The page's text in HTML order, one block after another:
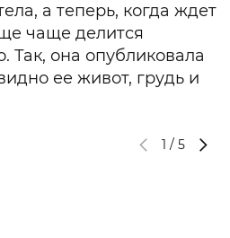
а теперь, когда ждет
чаще делится
Так, она опубликовала
ее живот, грудь и
1 / 5